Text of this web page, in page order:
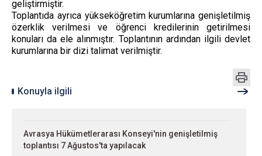
geliştirmiştir.
Toplantıda ayrıca yükseköğretim kurumlarına genişletilmiş
özerklik verilmesi ve öğrenci kredilerinin getirilmesi
konuları da ele alınmıştır. Toplantının ardından ilgili devlet
kurumlarına bir dizi talimat verilmiştir.
Konuyla ilgili
Avrasya Hükümetlerarası Konseyi'nin genişletilmiş
toplantısı 7 Ağustos'ta yapılacak